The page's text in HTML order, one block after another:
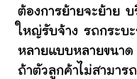
ต้องการย้ายจะย้าย บ
ใหญ่รับจ้าง รถกระบะ
หลายแบบหลายขนา
ถ้าตัวลูกค้าไม่สามาร